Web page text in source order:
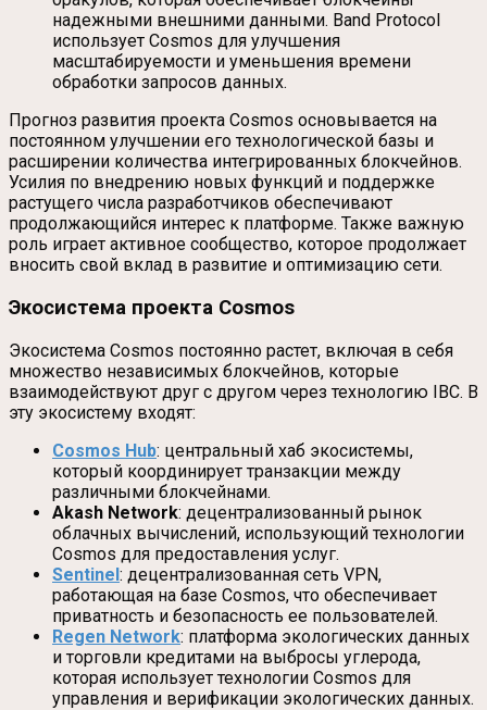
надежными внешними данными. Band Protocol
использует Cosmos для улучшения
масштабируемости и уменьшения времени
обработки запросов данных.
Прогноз развития проекта Cosmos основывается на
постоянном улучшении его технологической базы и
расширении количества интегрированных блокчейнов.
Усилия по внедрению новых функций и поддержке
растущего числа разработчиков обеспечивают
продолжающийся интерес к платформе. Также важную
роль играет активное сообщество, которое продолжает
вносить свой вклад в развитие и оптимизацию сети.
Экосистема проекта Cosmos
Экосистема Cosmos постоянно растет, включая в себя
множество независимых блокчейнов, которые
взаимодействуют друг с другом через технологию IBC. В
эту экосистему входят:
Cosmos Hub: центральный хаб экосистемы,
который координирует транзакции между
различными блокчейнами.
Akash Network: децентрализованный рынок
облачных вычислений, использующий технологии
Cosmos для предоставления услуг.
Sentinel: децентрализованная сеть VPN,
работающая на базе Cosmos, что обеспечивает
приватность и безопасность ее пользователей.
Regen Network: платформа экологических данных
и торговли кредитами на выбросы углерода,
которая использует технологии Cosmos для
управления и верификации экологических данных.